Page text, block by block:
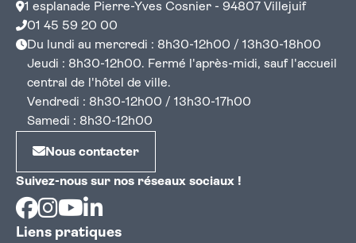
1 esplanade Pierre-Yves Cosnier - 94807 Villejuif
01 45 59 20 00
Du lundi au mercredi : 8h30-12h00 / 13h30-18h00
Jeudi : 8h30-12h00. Fermé l'après-midi, sauf l'accueil
central de l'hôtel de ville.
Vendredi : 8h30-12h00 / 13h30-17h00
Samedi : 8h30-12h00
Nous contacter
Suivez-nous sur nos réseaux sociaux !
Facebook
Instagram
Youtube
Liens pratiques